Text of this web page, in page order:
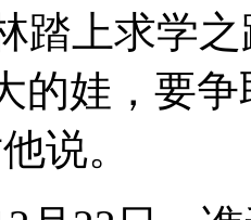
踏上求学
的娃，要
说。